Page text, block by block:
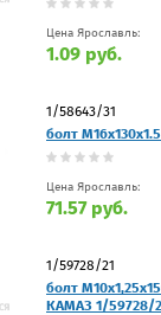
Цена Ярославль:
1.09 руб.
1/58643/31
болт
Цена Ярославль:
71.57 руб.
1/59728/21
болт
КАМАЗ 1/59728/